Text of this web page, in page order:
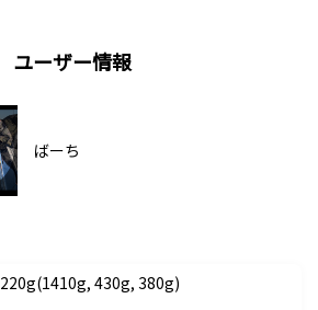
ユーザー情報
ばーち
430g, 380g)